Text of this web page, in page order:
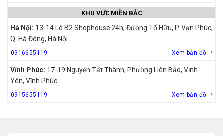
KHU VỰC MIỀN BẮC
Hà Nội: 13-14 Lô B2 Shophouse 24h, Đường Tố Hữu, P. Vạn Phúc,
Q. Hà Đông, Hà Nội
0916655119 Xem bản đồ
Vĩnh Phúc: 17-19 Nguyễn Tất Thành, Phường Liên Bảo, Vĩnh
Yên, Vĩnh Phúc
0915655119 Xem bản đồ